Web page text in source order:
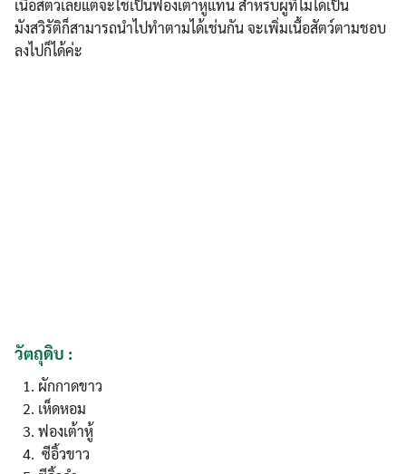
เนื้อสัตว์เลยแต่จะใช้เป็นฟองเต้าหู้แทน สำหรับผู้ที่ไม่ได้เป็น
มังสวิรัติก็สามารถนำไปทำตามได้เช่นกัน จะเพิ่มเนื้อสัตว์ตามชอบ
ลงไปก็ได้ค่ะ
วัตถุดิบ :
ผักกาดขาว
เห็ดหอม
ฟองเต้าหู้
ซีอิ้วขาว